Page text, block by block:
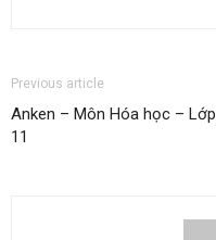
Previous article
Anken – Môn Hóa học – Lớp
11